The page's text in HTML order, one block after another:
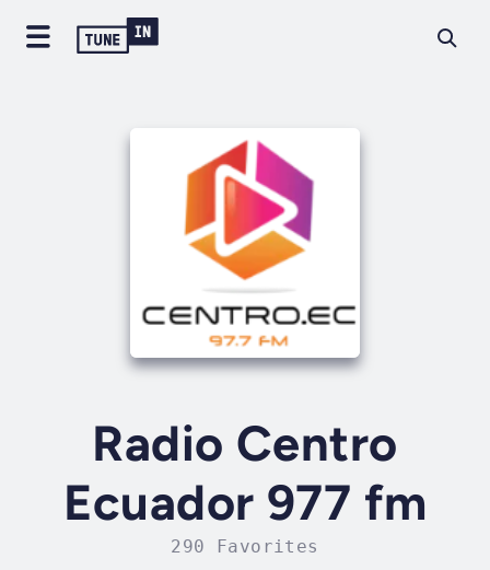
Radio Centro
Ecuador 977 fm
290 Favorites